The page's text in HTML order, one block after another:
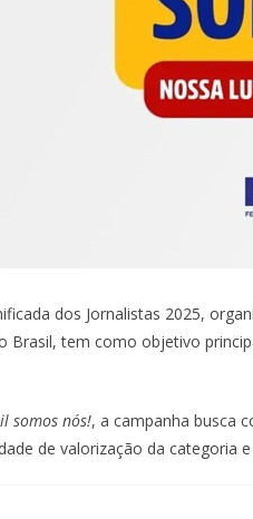
dos Jornalistas 2025,
Brasil, tem como objetivo
somos nós!, a campanha busca
de valorização da categoria